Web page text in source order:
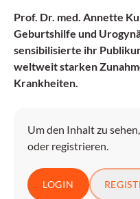
Prof. Dr. med. Annette
Geburtshilfe und
sensibilisierte ihr
weltweit starken
Krankheiten.
Um den Inhalt zu
oder registrieren.
LOGIN